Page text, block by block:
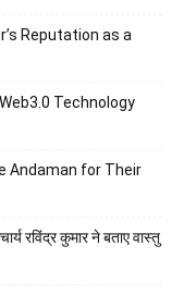
Reputation as a
Technology
Andaman for Their
रविंद्र कुमार ने बताए वास्तु